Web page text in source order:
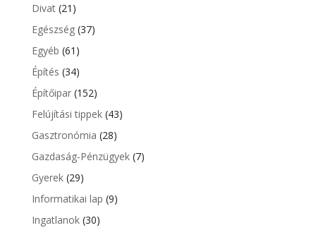
Divat(21)
Egészség(37)
Egyéb (61)
Építés (34)
Építőipar(152)
Felújítási tippek(43)
Gasztronómia (28)
Gazdaság-Pénzügyek(7)
Gyerek(29)
Informatikai lap (9)
Ingatlanok(30)